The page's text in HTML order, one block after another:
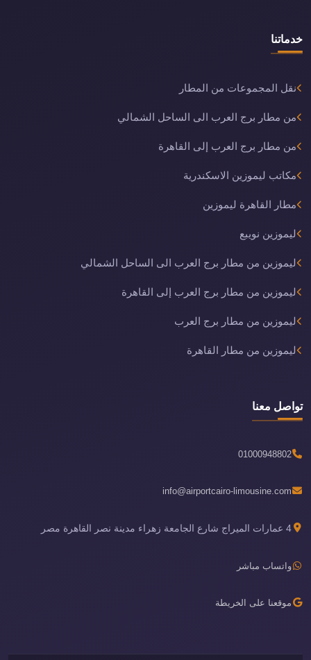
خدماتنا
نقل المجموعات من المطار
من مطار برج العرب الى الساحل الشمالي
من مطار برج العرب إلى القاهرة
مكاتب ليموزين الاسكندرية
مطار القاهرة ليموزين
ليموزين نويبع
ليموزين من مطار برج العرب الى الساحل الشمالي
ليموزين من مطار برج العرب إلى القاهرة
ليموزين من مطار برج العرب
ليموزين من مطار القاهرة
تواصل معنا
01000948802
info@airportcairo-limousine.com
4 عمارات الميراج شارع الجامعة زهراء مدينة نصر القاهرة مصر
واتساب مباشر
موقعنا على الخريطة